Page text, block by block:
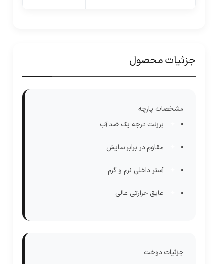
جزئیات محصول
مشخصات پارچه
برزنت درجه یک ضد آب
مقاوم در برابر سایش
آستر داخلی نرم و گرم
عایق حرارتی عالی
جزئیات دوخت